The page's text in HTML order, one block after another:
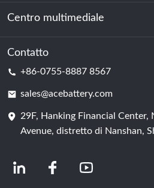
Sostenibilità
Accumulo di energia
Centro dati e sala server
Cella della batteria
Centro multimediale
Notizia
Contatto
+86-0755-8887 8567
sales@acebattery.com
29F, Hanking Financial Center,
Avenue, distretto di Nanshan,